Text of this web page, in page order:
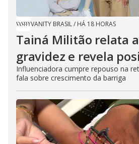
VANITY BRASIL/ HÁ 18 HORAS
Tainá Militão relata
gravidez e revela
Influenciadora cumpre repouso na
fala sobre crescimento da barriga